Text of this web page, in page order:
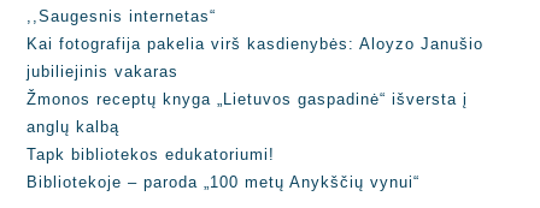
,,Saugesnis internetas“
Kai fotografija pakelia virš kasdienybės: Aloyzo Janušio
jubiliejinis vakaras
Žmonos receptų knyga „Lietuvos gaspadinė“ išversta į
anglų kalbą
Tapk bibliotekos edukatoriumi!
Bibliotekoje – paroda „100 metų Anykščių vynui“